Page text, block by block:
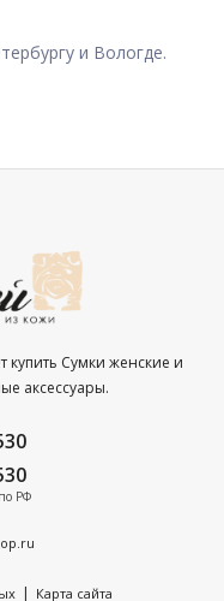
и Вологде.
купить Сумки женские и
аксессуары.
РФ
| Карта сайта